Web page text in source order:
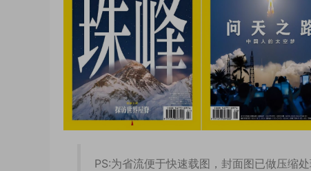
PS:为省流便于快速载图，封面图已做压缩处